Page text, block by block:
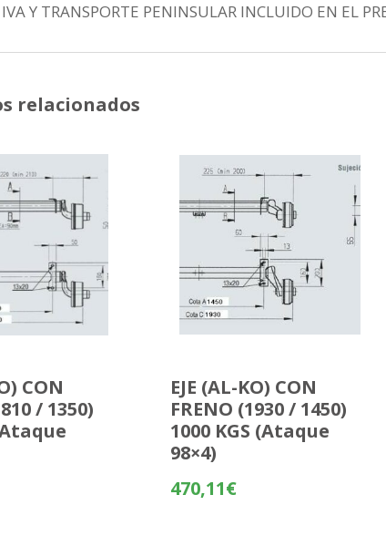
IVA Y TRANSPORTE PENINSULAR INCLUIDO EN EL
relacionados
CON
/ 1350)
EJE (AL-KO) CON
FRENO (1930 / 1450)
1000 KGS (Ataque
98×4)
470,11€